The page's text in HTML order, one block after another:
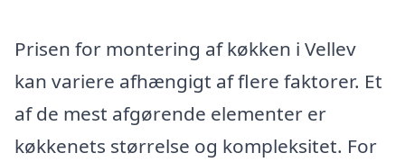
Prisen for montering af køkken i Vellev
kan variere afhængigt af flere faktorer. Et
af de mest afgørende elementer er
køkkenets størrelse og kompleksitet. For